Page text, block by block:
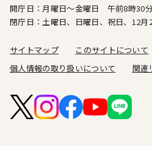
開庁日：月曜日～金曜日 午前8時30
閉庁日：土曜日、日曜日、祝日、12月
サイトマップ
このサイトについて
個人情報の取り扱いについて
関連